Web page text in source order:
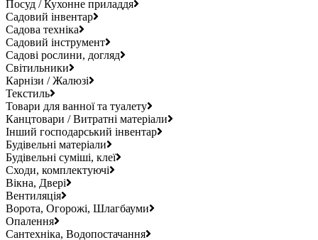
Посуд / Кухонне приладдя
Садовий інвентар
Садова техніка
Садовий інструмент
Садові рослини, догляд
Світильники
Карнізи / Жалюзі
Текстиль
Товари для ванної та туалету
Канцтовари / Витратні матеріали
Інший господарський інвентар
Будівельні матеріали
Будівельні суміші, клеї
Сходи, комплектуючі
Вікна, Двері
Вентиляція
Ворота, Огорожі, Шлагбауми
Опалення
Сантехніка, Водопостачання